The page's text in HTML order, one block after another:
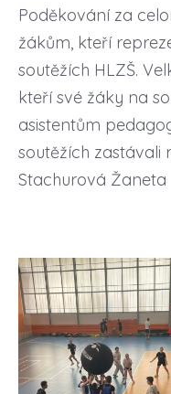
Poděkování za
žákům, kteří
soutěžích HLZŠ.
kteří své žáky na
asistentům
soutěžích zastávali
Stachurová Žaneta